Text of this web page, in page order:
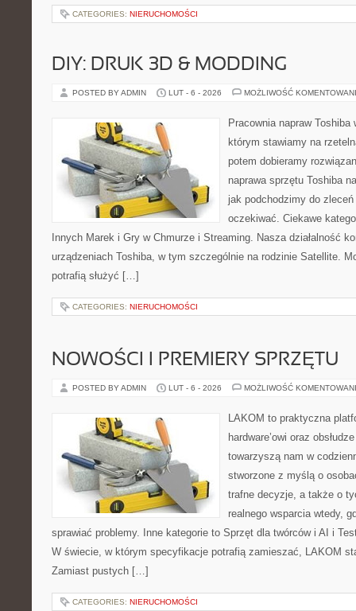
CATEGORIES: NIERUCHOMOŚCI
DIY: DRUK 3D & MODDING
POSTED BY ADMIN LUT - 6 - 2026 MOŻLIWOŚĆ
Pracownia napraw
którym stawiamy na
potem dobieramy
naprawa sprzętu Toshiba
jak podchodzimy do
oczekiwać. Ciekawe
Innych Marek i Gry w Chmurze i Streaming. Nasza działalność
urządzeniach Toshiba, w tym szczególnie na rodzinie Satellite.
potrafią służyć […]
CATEGORIES: NIERUCHOMOŚCI
NOWOŚCI I PREMIERY SPRZĘTU
POSTED BY ADMIN LUT - 6 - 2026 MOŻLIWOŚĆ
LAKOM to praktyczna
hardware’owi oraz
towarzyszą nam w
stworzone z myślą o
trafne decyzje, a także o
realnego wsparcia wtedy,
sprawiać problemy. Inne kategorie to Sprzęt dla twórców i AI i
W świecie, w którym specyfikacje potrafią zamieszać, LAKOM
Zamiast pustych […]
CATEGORIES: NIERUCHOMOŚCI